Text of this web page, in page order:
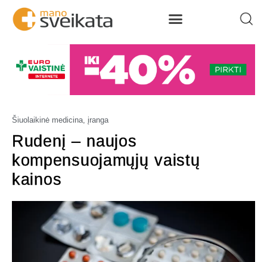
Šiuolaikinė medicina, įranga
Rudenį – naujos
kompensuojamųjų vaistų
kainos